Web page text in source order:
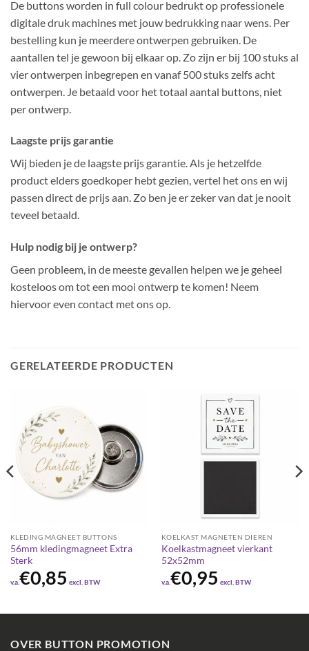
De buttons worden in full colour bedrukt op professionele
digitale druk machines met jouw bedrukking naar wens. Per
bestelling kun je meerdere ontwerpen gebruiken. De
aantallen tel je gewoon bij elkaar op. Zo zijn er bij 100 stuks al
vier ontwerpen inbegrepen en vanaf 500 stuks zelfs acht
ontwerpen. Je betaald voor het totaal aantal buttons, niet
per ontwerp.
Laagste prijs garantie
Wij bieden je de laagste prijs garantie. Als je hetzelfde
product elders goedkoper hebt gezien, vertel het ons en wij
passen direct de prijs aan. Zo ben je er zeker van dat je nooit
teveel betaald.
Hulp nodig bij je ontwerp?
Geen probleem, in de meeste gevallen helpen we je geheel
kosteloos om tot een mooi ontwerp te komen! Neem
hiervoor even contact met ons op.
GERELATEERDE PRODUCTEN
KLEDING MAGNEET BUTTONS
56mm kledingmagneet Extra
Sterk
v.a.€0,85 excl. BTW
KOELKAST MAGNETEN DIEREN
Koelkastmagneet vierkant
52x52mm
v.a.€0,95 excl. BTW
OVER BUTTON PROMOTION